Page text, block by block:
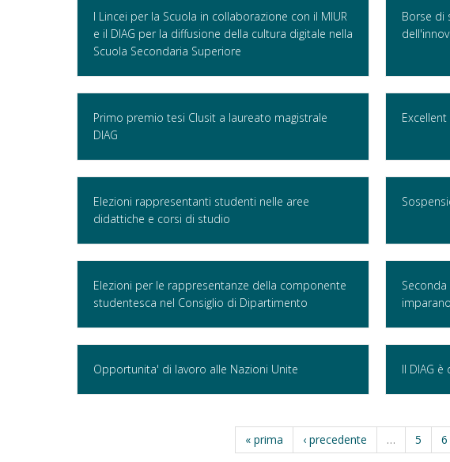
I Lincei per la Scuola in collaborazione con il MIUR
e il DIAG per la diffusione della cultura digitale nella
Scuola Secondaria Superiore
Borse di
Primo premio tesi Clusit a laureato magistrale
DIAG
Excellent
Elezioni rappresentanti studenti nelle aree
didattiche e corsi di studio
Elezioni per le rappresentanze della componente
studentesca nel Consiglio di Dipartimento
Opportunita' di lavoro alle Nazioni Unite Il DIAG
« prima ‹ precedente … 5 6